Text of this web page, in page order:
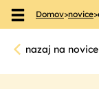
Skoči na
Domov>novice>
nazaj na novice